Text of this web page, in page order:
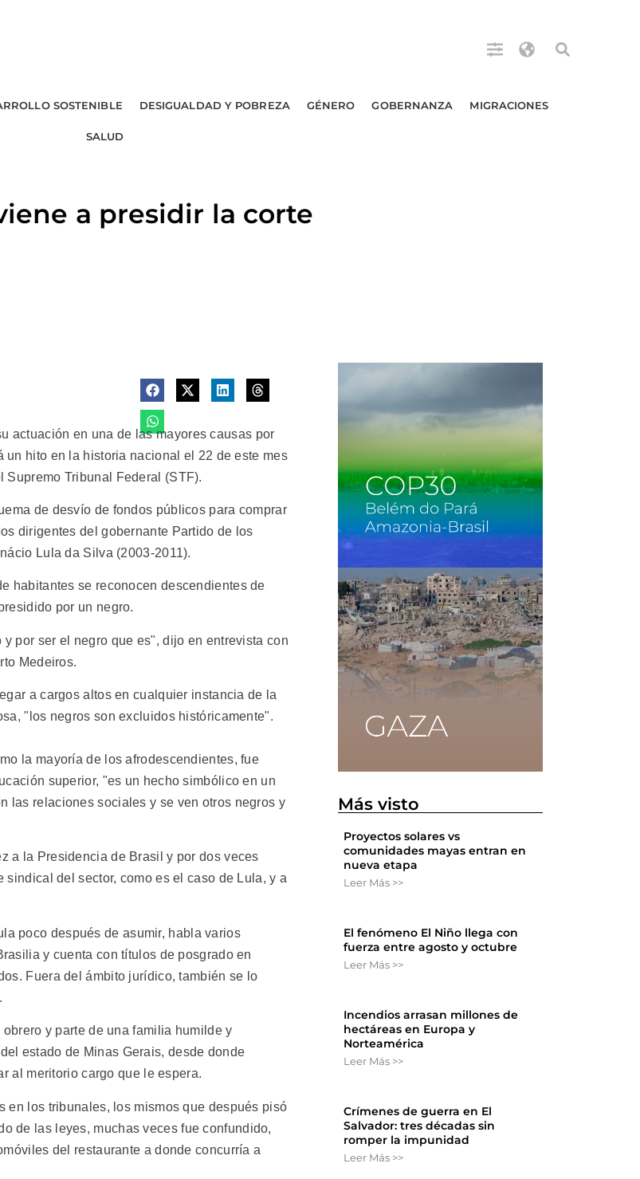
SOSTENIBLE DESIGUALDAD Y POBREZA GÉNERO GOBERNANZA MIGRACIONES
SALUD
a presidir la corte
actuación en una de las mayores causas por
hito en la historia nacional el 22 de este mes
Tribunal Federal (STF).
de desvío de fondos públicos para comprar
dirigentes del gobernante Partido de los
Lula da Silva (2003-2011).
habitantes se reconocen descendientes de
por un negro.
por ser el negro que es", dijo en entrevista con
Medeiros.
a cargos altos en cualquier instancia de la
"los negros son excluidos históricamente".
la mayoría de los afrodescendientes, fue
superior, "es un hecho simbólico en un
las relaciones sociales y se ven otros negros y
a la Presidencia de Brasil y por dos veces
del sector, como es el caso de Lula, y a
poco después de asumir, habla varios
y cuenta con títulos de posgrado en
Fuera del ámbito jurídico, también se lo
y parte de una familia humilde y
estado de Minas Gerais, desde donde
al meritorio cargo que le espera.
en los tribunales, los mismos que después pisó
de las leyes, muchas veces fue confundido,
del restaurante a donde concurría a
Más visto
Proyectos solares vs
comunidades mayas entran en
nueva etapa
Leer Más >>
El fenómeno El Niño llega con
fuerza entre agosto y octubre
Leer Más >>
Incendios arrasan millones de
hectáreas en Europa y
Norteamérica
Leer Más >>
Crímenes de guerra en El
Salvador: tres décadas sin
romper la impunidad
Leer Más >>